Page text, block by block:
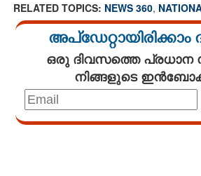
RELATED TOPICS: NEWS 360,
ഒരു ദിവസത്തെ പ്രധാന
നിങ്ങളുടെ